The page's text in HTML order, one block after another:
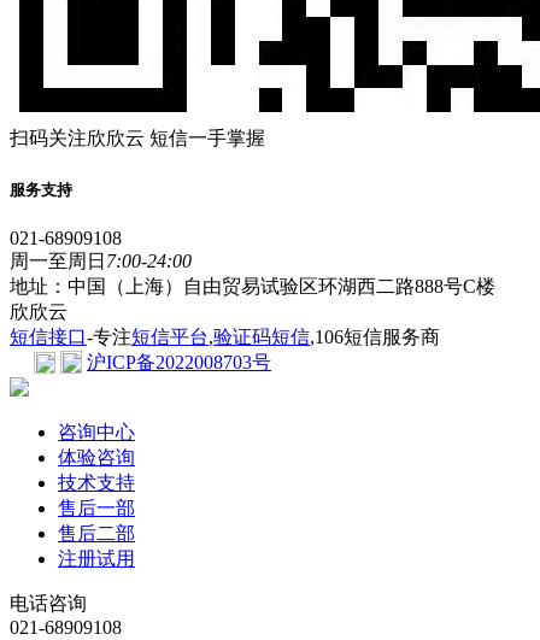
扫码关注欣欣云 短信一手掌握
服务支持
021-68909108
周一至周日 7:00-24:00
地址：中国（上海）自由贸易试验区环湖西二路888号C楼
欣欣云
短信接口-专注短信平台,验证码短信,106短信服务商
沪ICP备2022008703号
咨询中心
体验咨询
技术支持
售后一部
售后二部
注册试用
电话咨询
021-68909108